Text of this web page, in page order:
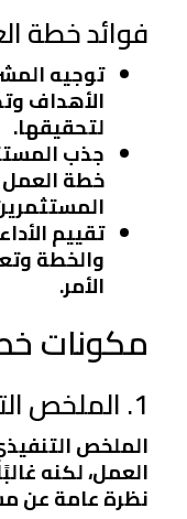
فوائد خطة
توجيه
الأهداف
لتحقيقها.
جذب
خطة
تقييم الأداء
والخطة
الأمر.
مكونات
1. الملخص التنفيذي
الملخص
العمل، لكنه
نظرة عامة عن